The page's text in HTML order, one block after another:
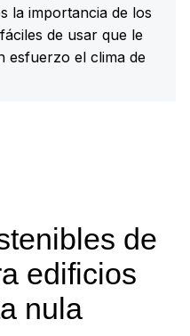
la importancia de los
de usar que le
esfuerzo el clima de
de
edificios
nula